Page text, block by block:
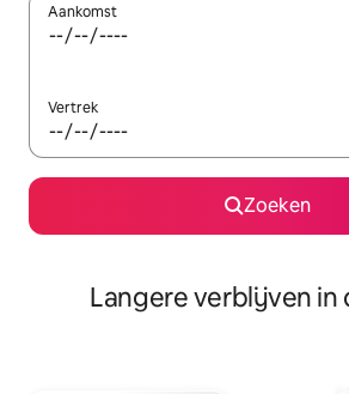
Aankomst
Vertrek
Zoeken
Langere verblijven in